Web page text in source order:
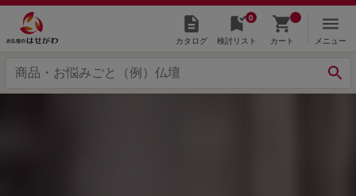
カタログ
0
検討リスト カート メニュー